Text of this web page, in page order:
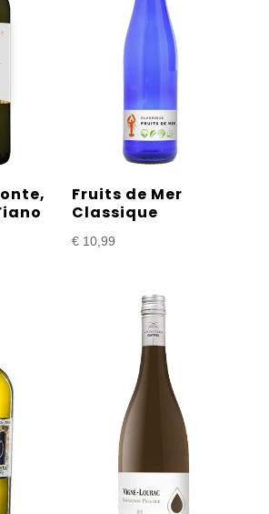
Fruits de Mer
Classique
€ 10,99